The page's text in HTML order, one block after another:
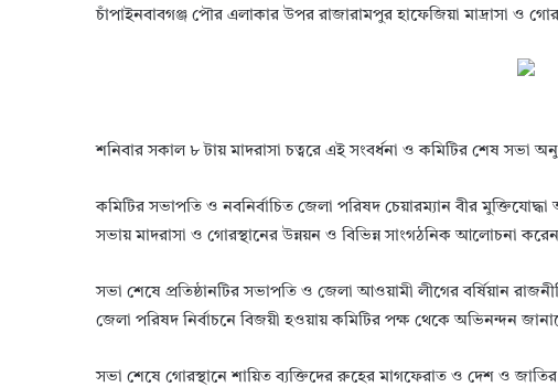
চাঁপাইনবাবগঞ্জ পৌর এলাকার উপর রাজারামপুর হাফেজিয়া মাদ্রাসা ও
শনিবার সকাল ৮ টায় মাদরাসা চত্বরে এই সংবর্ধনা ও কমিটির শেষ সভা
কমিটির সভাপতি ও নবনির্বাচিত জেলা পরিষদ চেয়ারম্যান বীর
সভায় মাদরাসা ও গোরস্থানের উন্নয়ন ও বিভিন্ন সাংগঠনিক আলোচনা
সভা শেষে প্রতিষ্ঠানটির সভাপতি ও জেলা আওয়ামী লীগের বর্ষিয়ান
জেলা পরিষদ নির্বাচনে বিজয়ী হওয়ায় কমিটির পক্ষ থেকে অভিনন্দন
সভা শেষে গোরস্থানে শায়িত ব্যক্তিদের রুহের মাগফেরাত ও দেশ ও